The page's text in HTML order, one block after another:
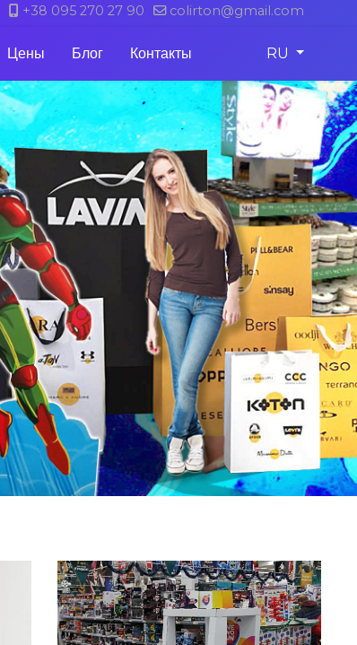
+38 095 270 27 90 colirton@gmail.com
Цены Блог Контакты
Выберите
RU